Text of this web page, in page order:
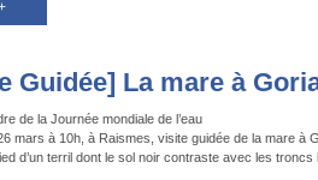
Guidée] La mare à
de la Journée mondiale de l’eau
mars à 10h, à Raismes, visite guidée de la mare à
d’un terril dont le sol noir contraste avec les